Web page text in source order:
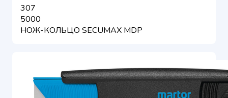
307
5000
НОЖ-КОЛЬЦО SECUMAX MDP